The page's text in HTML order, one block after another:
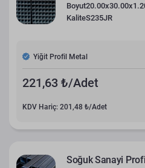
Boyut
KaliteS235JR
Yiğit Profil Metal
221,63 ₺/Adet
KDV Hariç: 201,48 ₺/Adet
Soğuk Sanayi